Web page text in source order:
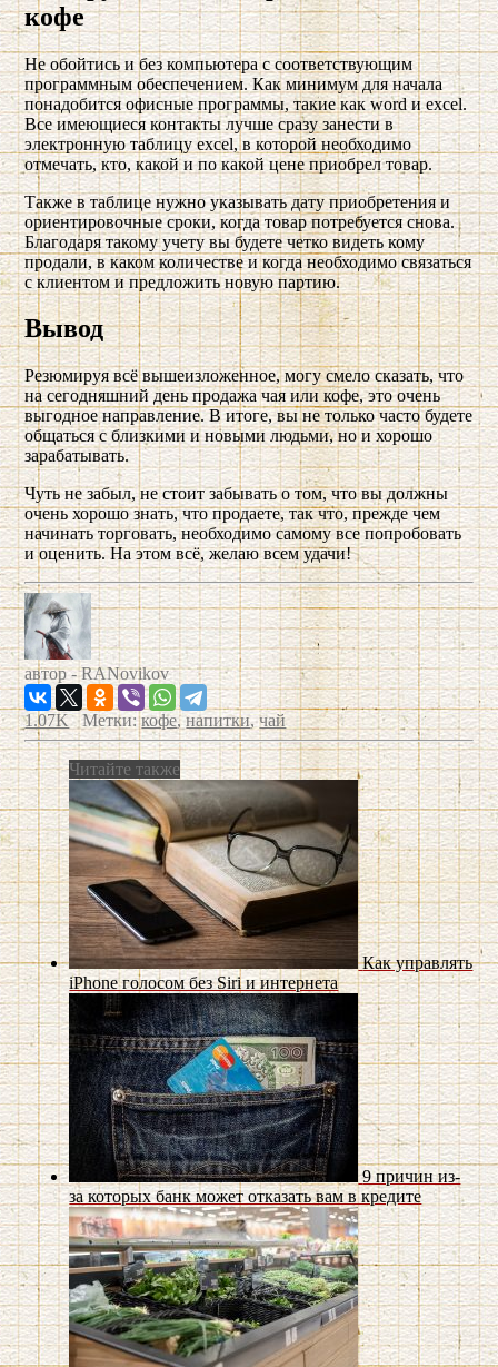
кофе
Не обойтись и без компьютера с соответствующим
программным обеспечением. Как минимум для начала
понадобится офисные программы, такие как word и excel.
Все имеющиеся контакты лучше сразу занести в
электронную таблицу excel, в которой необходимо
отмечать, кто, какой и по какой цене приобрел товар.
Также в таблице нужно указывать дату приобретения и
ориентировочные сроки, когда товар потребуется снова.
Благодаря такому учету вы будете четко видеть кому
продали, в каком количестве и когда необходимо связаться
с клиентом и предложить новую партию.
Вывод
Резюмируя всё вышеизложенное, могу смело сказать, что
на сегодняшний день продажа чая или кофе, это очень
выгодное направление. В итоге, вы не только часто будете
общаться с близкими и новыми людьми, но и хорошо
зарабатывать.
Чуть не забыл, не стоит забывать о том, что вы должны
очень хорошо знать, что продаете, так что, прежде чем
начинать торговать, необходимо самому все попробовать
и оценить. На этом всё, желаю всем удачи!
автор -RANovikov
1.07K Метки:кофе,напитки,чай
Читайте также
Как управлять
iPhone голосом без Siri и интернета
9 причин из-
за которых банк может отказать вам в кредите